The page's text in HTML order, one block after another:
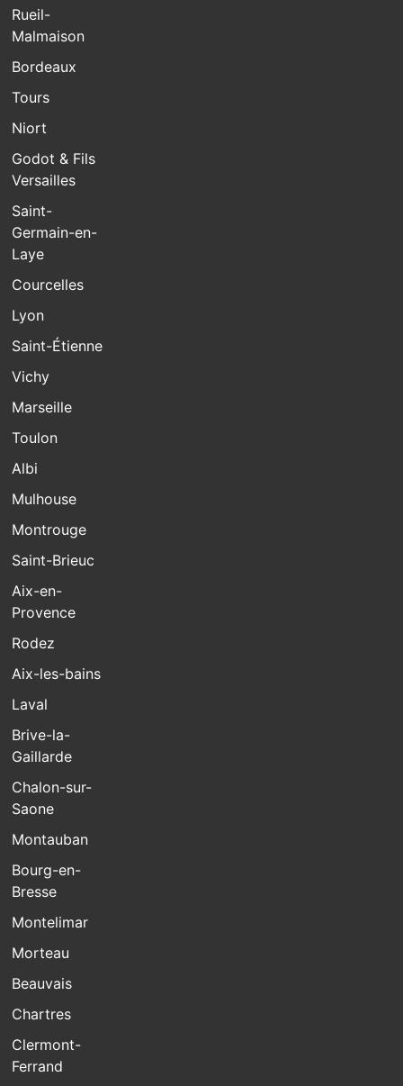
Rueil-
Malmaison
Bordeaux
Tours
Niort
Godot & Fils
Versailles
Saint-
Germain-en-
Laye
Courcelles
Lyon
Saint-Étienne
Vichy
Marseille
Toulon
Albi
Mulhouse
Montrouge
Saint-Brieuc
Aix-en-
Provence
Rodez
Aix-les-bains
Laval
Brive-la-
Gaillarde
Chalon-sur-
Saone
Montauban
Bourg-en-
Bresse
Montelimar
Morteau
Beauvais
Chartres
Clermont-
Ferrand